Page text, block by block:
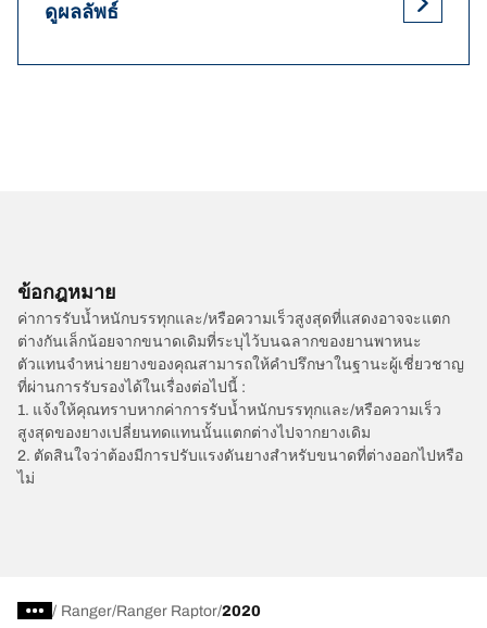
ดูผลลัพธ์
ข้อกฎหมาย
ค่าการรับน้ำหนักบรรทุกและ/หรือความเร็วสูงสุดที่แสดงอาจจะแตก
ต่างกันเล็กน้อยจากขนาดเดิมที่ระบุไว้บนฉลากของยานพาหนะ
ตัวแทนจำหน่ายยางของคุณสามารถให้คำปรึกษาในฐานะผู้เชี่ยวชาญ
ที่ผ่านการรับรองได้ในเรื่องต่อไปนี้ :
1. แจ้งให้คุณทราบหากค่าการรับน้ำหนักบรรทุกและ/หรือความเร็ว
สูงสุดของยางเปลี่ยนทดแทนนั้นแตกต่างไปจากยางเดิม
2. ตัดสินใจว่าต้องมีการปรับแรงดันยางสำหรับขนาดที่ต่างออกไปหรือ
ไม่
/ Ranger Ranger Raptor 2020